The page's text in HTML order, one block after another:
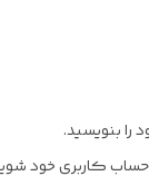
را بنویسید.
حساب کاربری خود